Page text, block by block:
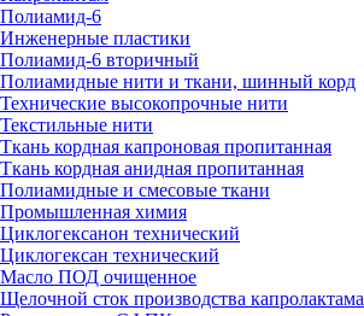
Полиамид-6
Инженерные пластики
Полиамид-6 вторичный
Полиамидные нити и ткани, шинный корд
Технические высокопрочные нити
Текстильные нити
Ткань кордная капроновая пропитанная
Ткань кордная анидная пропитанная
Полиамидные и смесовые ткани
Промышленная химия
Циклогексанон технический
Циклогексан технический
Масло ПОД очищенное
Щелочной сток производства капролактама